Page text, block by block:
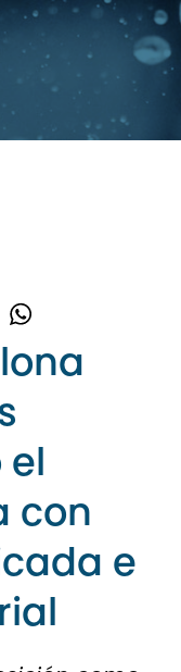
a
A
con
e